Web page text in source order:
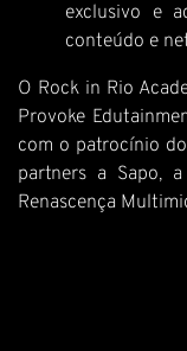
exclusivo e
conteúdo e
O Rock in Rio
Provoke
com o patrocínio
partners a Sapo,
Renascença